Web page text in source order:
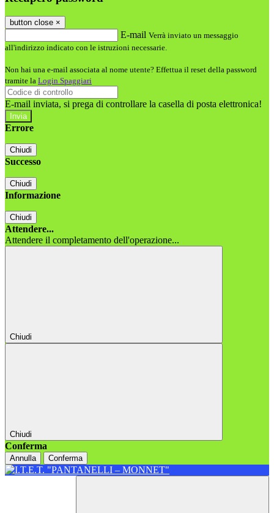
button close ×
E-mail Verrà inviato un messaggio
all'indirizzo indicato con le istruzioni necessarie.
Non hai una e-mail associata al nome utente? Effettua il reset della password
tramite la Login Spaggiari
E-mail inviata, si prega di controllare la casella di posta elettronica!
Errore
Chiudi
Successo
Chiudi
Informazione
Chiudi
Attendere...
Attendere il completamento dell'operazione...
Chiudi
Chiudi
Conferma
Annulla Conferma